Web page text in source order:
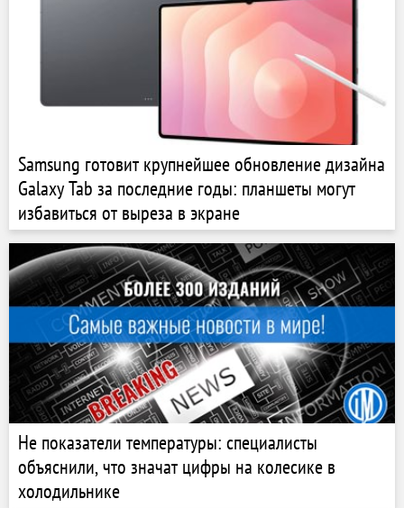
Samsung готовит крупнейшее обновление дизайна
Galaxy Tab за последние годы: планшеты могут
избавиться от выреза в экране
Не показатели температуры: специалисты
объяснили, что значат цифры на колесике в
холодильнике